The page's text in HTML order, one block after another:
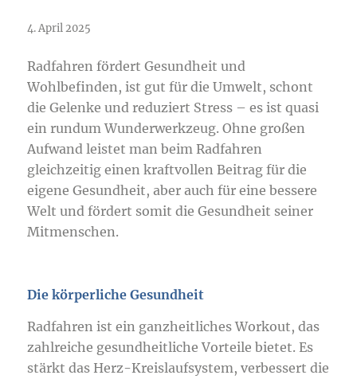
4. April 2025
Radfahren fördert Gesundheit und
Wohlbefinden, ist gut für die Umwelt, schont
die Gelenke und reduziert Stress – es ist quasi
ein rundum Wunderwerkzeug. Ohne großen
Aufwand leistet man beim Radfahren
gleichzeitig einen kraftvollen Beitrag für die
eigene Gesundheit, aber auch für eine bessere
Welt und fördert somit die Gesundheit seiner
Mitmenschen.
Die körperliche Gesundheit
Radfahren ist ein ganzheitliches Workout, das
zahlreiche gesundheitliche Vorteile bietet. Es
stärkt das Herz-Kreislaufsystem, verbessert die